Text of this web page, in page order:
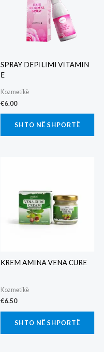
SPRAY DEPILIMI VITAMIN
E
Kozmetikë
€6.00
SHTO NË SHPORTË
KREM AMINA VENA CURE
Kozmetikë
€6.50
SHTO NË SHPORTË